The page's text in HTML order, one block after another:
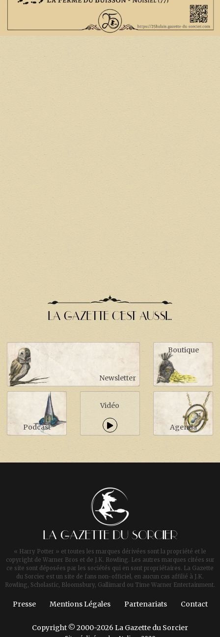
LA GAZETTE C'EST AUSSI...
Newsletter
Boutique
Podcast
Vidéo
Agenda
LA GAZETTE DU SORCIER
« Harry Potter » et toutes les marques dérivées sont la propriété et le
copyright de Warner Bros et de J.K. Rowling. Les autres marques citées sur
ce site sont déposées par les sociétés qui en sont propriétaires. La Gazette
du Sorcier est un site de fans non-officiel, en aucun cas affilié à J.K.
Rowling, Scholastic, Bloomsbury, Gallimard ou Time Warner Entertainment.
Presse Mentions Légales Partenariats Contact
Copyright © 2000-2026 La Gazette du Sorcier